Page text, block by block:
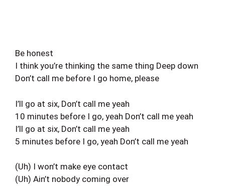
Be honest
I think you’re thinking the same thing Deep down
Don’t call me before I go home, please
I’ll go at six, Don’t call me yeah
10 minutes before I go, yeah Don’t call me yeah
I’ll go at six, Don’t call me yeah
5 minutes before I go, yeah Don’t call me yeah
(Uh) I won’t make eye contact
(Uh) Ain’t nobody coming over